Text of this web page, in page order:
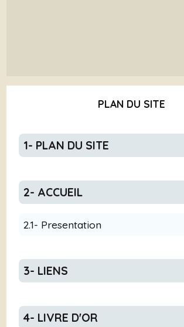
PLAN DU SITE
1- PLAN DU SITE
2- ACCUEIL
2.1- Presentation
3- LIENS
4- LIVRE D'OR